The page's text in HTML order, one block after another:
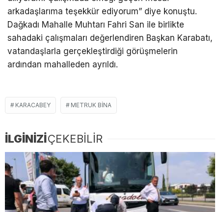
arkadaşlarıma teşekkür ediyorum” diye konuştu.
Dağkadı Mahalle Muhtarı Fahri San ile birlikte
sahadaki çalışmaları değerlendiren Başkan Karabatı,
vatandaşlarla gerçekleştirdiği görüşmelerin
ardından mahalleden ayrıldı.
KARACABEY METRUK BINA
İLGİNİZİÇEKEBİLİR